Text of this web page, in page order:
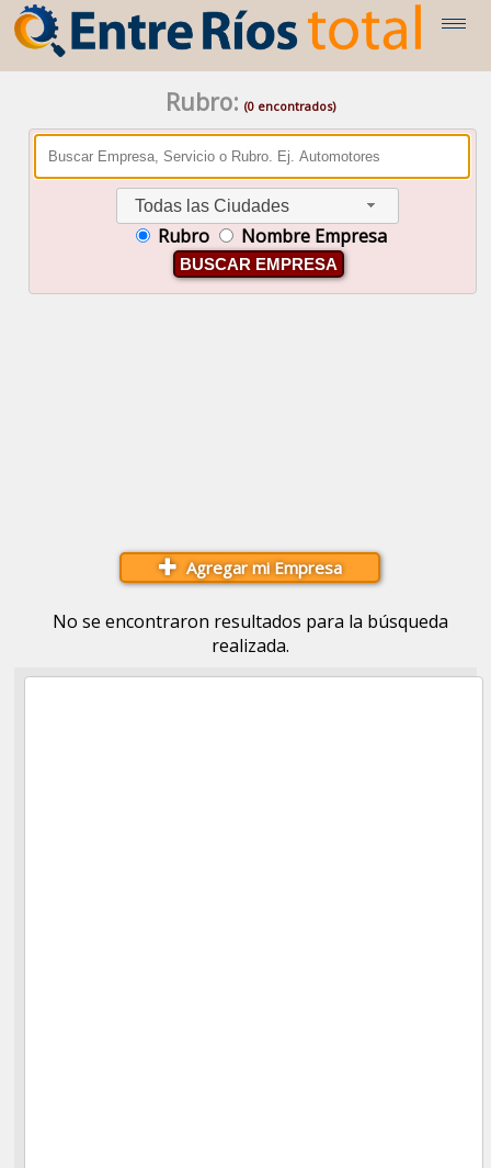
Rubro: (0 encontrados)
Todas las Ciudades
Rubro Nombre Empresa
BUSCAR EMPRESA
Agregar mi Empresa
No se encontraron resultados para la búsqueda
realizada.